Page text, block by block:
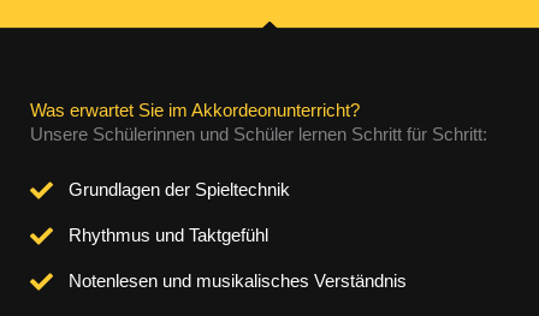
Was erwartet Sie im Akkordeonunterricht?
Unsere Schülerinnen und Schüler lernen Schritt für Schritt:
Grundlagen der Spieltechnik
Rhythmus und Taktgefühl
Notenlesen und musikalisches Verständnis